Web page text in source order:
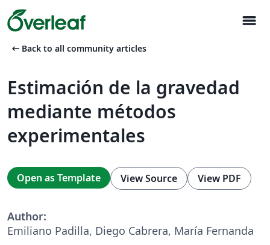
menu
arrow_left_alt Back to all community articles
Estimación de la gravedad
mediante métodos
experimentales
Open as Template View Source View PDF
Author:
Emiliano Padilla, Diego Cabrera, María Fernanda